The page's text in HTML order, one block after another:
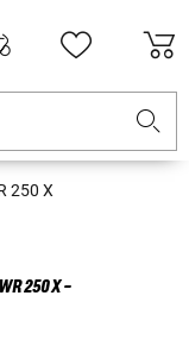
250 X
WR 250 X -